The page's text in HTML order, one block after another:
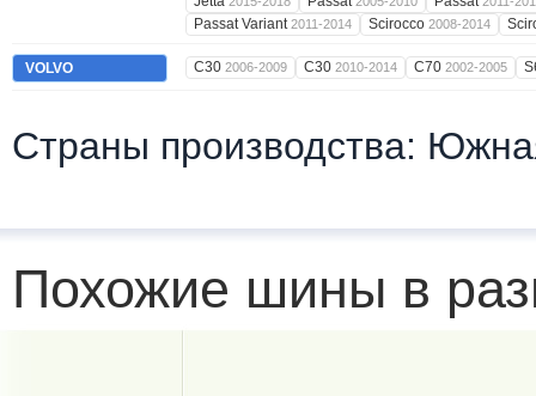
Passat Variant2011-2014 Scirocco 2008-2014
VOLVO C30 2006-2009 C30 2010-2014 C70 2002-2005
Страны производства:
Похожие шины в